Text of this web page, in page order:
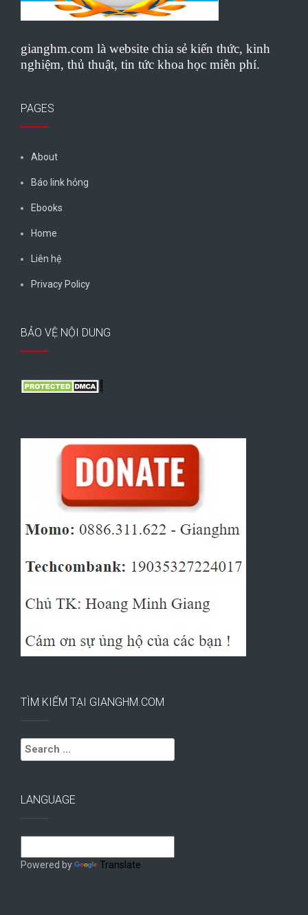
gianghm.com là website chia sẻ kiến thức, kinh
nghiệm, thủ thuật, tin tức khoa học miễn phí.
PAGES
About
Báo link hỏng
Ebooks
Home
Liên hệ
Privacy Policy
BẢO VỆ NỘI DUNG
TÌM KIẾM TẠI GIANGHM.COM
Search
for:
LANGUAGE
Powered by Translate